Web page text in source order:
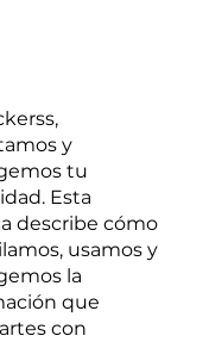
y
tu
Esta
describe cómo
usamos y
la
que
con